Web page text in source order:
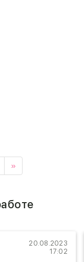
»
20.08.2023
17:02